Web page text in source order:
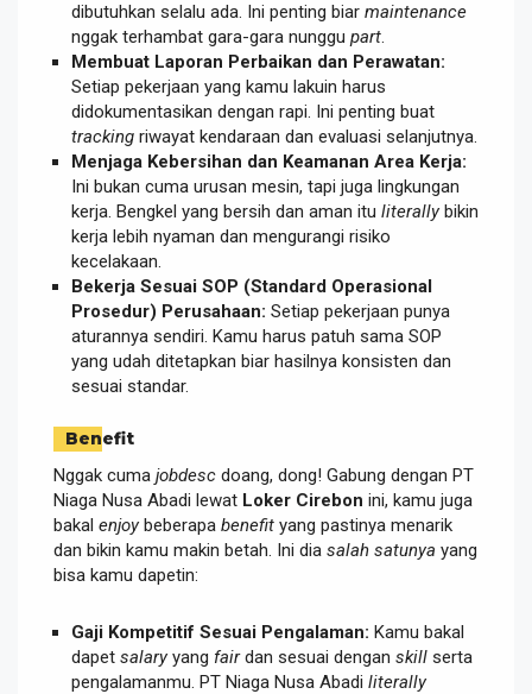
dibutuhkan selalu ada. Ini penting biar maintenance
nggak terhambat gara-gara nunggu part.
Membuat Laporan Perbaikan dan Perawatan:
Setiap pekerjaan yang kamu lakuin harus
didokumentasikan dengan rapi. Ini penting buat
tracking riwayat kendaraan dan evaluasi selanjutnya.
Menjaga Kebersihan dan Keamanan Area Kerja:
Ini bukan cuma urusan mesin, tapi juga lingkungan
kerja. Bengkel yang bersih dan aman itu literallybikin
kerja lebih nyaman dan mengurangi risiko
kecelakaan.
Bekerja Sesuai SOP (Standard Operasional
Prosedur) Perusahaan: Setiap pekerjaan punya
aturannya sendiri. Kamu harus patuh sama SOP
yang udah ditetapkan biar hasilnya konsisten dan
sesuai standar.
Benefit
Nggak cuma jobdesc doang, dong! Gabung dengan PT
Niaga Nusa Abadi lewat Loker Cirebon ini, kamu juga
bakal enjoybeberapa benefit yang pastinya menarik
dan bikin kamu makin betah. Ini dia salah satunya yang
bisa kamu dapetin:
Gaji Kompetitif Sesuai Pengalaman: Kamu bakal
dapet salaryyang fairdan sesuai dengan skill serta
pengalamanmu. PT Niaga Nusa Abadi literally